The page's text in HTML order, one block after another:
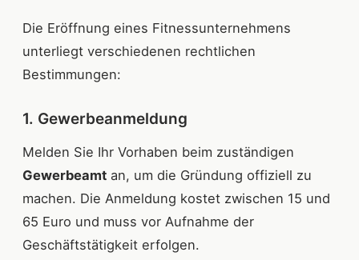
Die Eröffnung eines Fitnessunternehmens
unterliegt verschiedenen rechtlichen
Bestimmungen:
1. Gewerbeanmeldung
Melden Sie Ihr Vorhaben beim zuständigen
Gewerbeamt an, um die Gründung offiziell zu
machen. Die Anmeldung kostet zwischen 15 und
65 Euro und muss vor Aufnahme der
Geschäftstätigkeit erfolgen.